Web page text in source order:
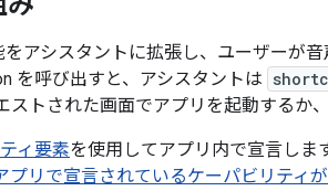
アシスタントに拡張し、ユーザーが
を呼び出すと、アシスタントは
トされた画面でアプリを起動するか
ィ要素を使用してアプリ内で宣言します
プリで宣言されているケーパビリティ